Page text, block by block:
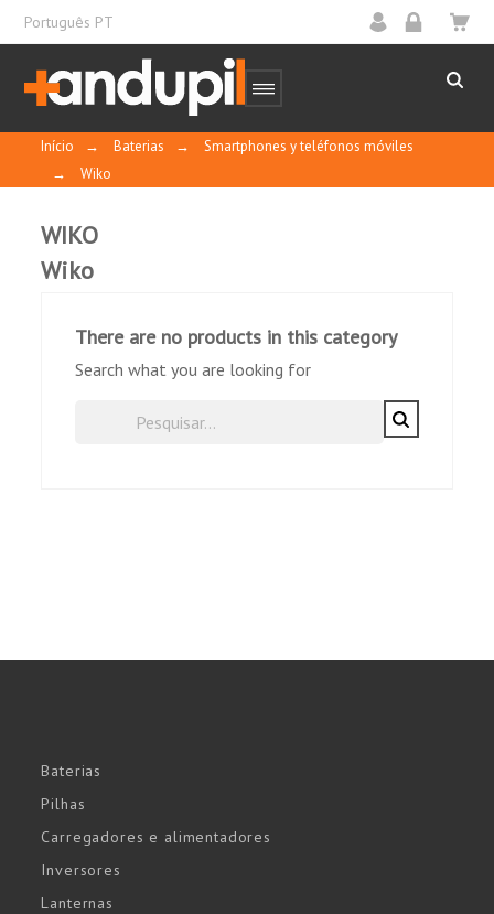
Português PT
Início → Baterias →
Smartphones y teléfonos móviles
→
Wiko
WIKO
Wiko
There are no products in this category
Search what you are looking for
Baterias
Pilhas
Carregadores e alimentadores
Inversores
Lanternas